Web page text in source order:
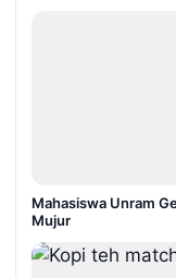
Mahasiswa Unram
Mujur